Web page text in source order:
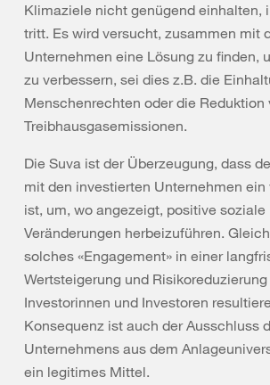
Klimaziele nicht genügend einhalten,
tritt. Es wird versucht, zusammen mit
Unternehmen eine Lösung zu finden,
zu verbessern, sei dies z.B. die
Menschenrechten oder die Reduktion
Treibhausgasemissionen.
Die Suva ist der Überzeugung, dass
mit den investierten Unternehmen ein
ist, um, wo angezeigt, positive
Veränderungen herbeizuführen.
solches «Engagement» in einer
Wertsteigerung und
Investorinnen und Investoren
Konsequenz ist auch der Ausschluss
Unternehmens aus dem
ein legitimes Mittel.